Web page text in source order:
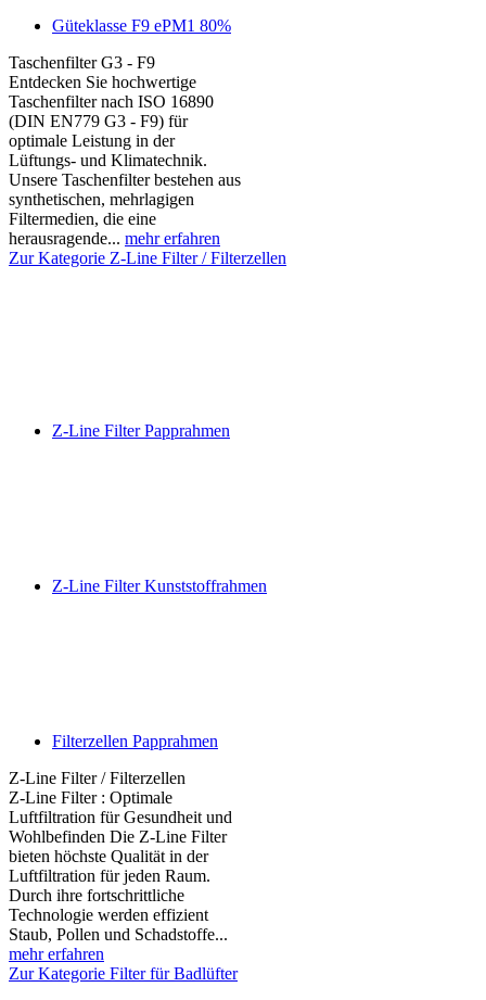
Güteklasse F9 ePM1 80%
Taschenfilter G3 - F9
Entdecken Sie hochwertige
Taschenfilter nach ISO 16890
(DIN EN779 G3 - F9) für
optimale Leistung in der
Lüftungs- und Klimatechnik.
Unsere Taschenfilter bestehen aus
synthetischen, mehrlagigen
Filtermedien, die eine
herausragende... mehr erfahren
Zur Kategorie Z-Line Filter / Filterzellen
Z-Line Filter Papprahmen
Z-Line Filter Kunststoffrahmen
Filterzellen Papprahmen
Z-Line Filter / Filterzellen
Z-Line Filter : Optimale
Luftfiltration für Gesundheit und
Wohlbefinden Die Z-Line Filter
bieten höchste Qualität in der
Luftfiltration für jeden Raum.
Durch ihre fortschrittliche
Technologie werden effizient
Staub, Pollen und Schadstoffe...
mehr erfahren
Zur Kategorie Filter für Badlüfter